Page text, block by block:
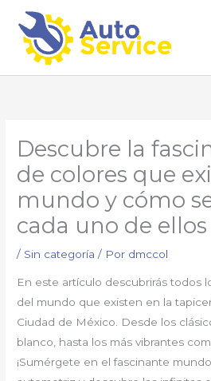
contenido
Descubre la
de colores que
mundo y cómo
cada uno de ellos
/ Sin categoría / Por dmccol
En este artículo descubrirás todos
del mundo que existen en la
Ciudad de México. Desde los
blanco, hasta los más vibrantes
¡Sumérgete en el fascinante